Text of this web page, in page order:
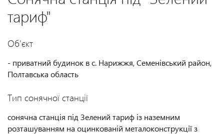
тариф"
Об'єкт
- приватний будинок в с. Нарижжя, Семенівський район,
Полтавська область
Тип сонячної станції
сонячна станція під Зелений тариф із наземним
розташуванням на оцинкованій металоконструкції з